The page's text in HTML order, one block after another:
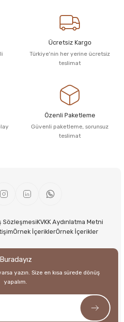
Ücretsiz Kargo
Türkiye'nin her yerine ücretsiz
teslimat
Özenli Paketleme
Güvenli paketleme, sorunsuz
teslimat
SözleşmesiKVKK Aydınlatma Metni
Örnek İçeriklerÖrnek İçerikler
Buradayız
yazın. Size en kısa sürede dönüş
yapalım.